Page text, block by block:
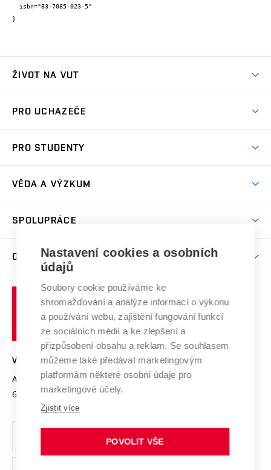
}
ŽIVOT NA VUT
Koleje
Sport na VUT
PRO UCHAZEČE
Dny otevřených dveří
Celoživotní vzdělávání
E-přihláška
PRO STUDENTY
Harmonogram akademického roku
Závěrečné práce
Doktorské studium
Zpracování osobních údajů studentů
Sociální bezpečí
Studium bez bariér
Podpora podnikání
VĚDA A VÝZKUM
Mezinárodní vědecká rada
Systém zajišťování kvality výzkumu
Výzkumné infrastruktury
Transfer znalostí
Open Science
Projekty
Projekty ze strukturálních fondů
Specifický výzkum
SPOLUPRÁCE
Firemní spolupráce
Zahraniční spolupráce
Spolupráce se školami
Mezinárodní dohody
Univerzitní sítě
O UNIVERZITĚ
Profil univerzity
Udržitelná univerzita
Podnikavá univerzita / ContriBUTe
Bezpečná univerzita
Vyznamenání
Organizační struktura
Ochrana osobních údajů
učení
technické
Brně
VYSOKÉ UČENÍ TECHNICKÉ V BRNĚ
Antonínská 548/1
602 00 Brno
www.vut.cz
vut@vutbr.cz
Nastavení cookies a osobních
údajů
Soubory cookie používáme ke
shromažďování a analýze informací o výkonu
a používání webu, zajištění fungování funkcí
ze sociálních médií a ke zlepšení a
přizpůsobení obsahu a reklam. Se souhlasem
můžeme také předávat marketingovým
platformám některé osobní údaje pro
marketingové účely.
Zjistit více
POVOLIT VŠE